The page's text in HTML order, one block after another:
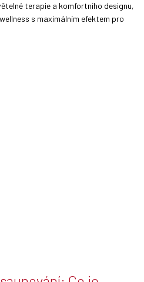
terapie a komfortního designu,
s maximálním efektem pro